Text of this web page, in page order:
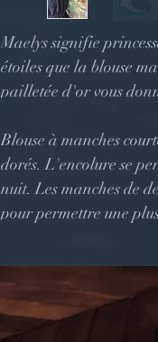
Maelys signifie
étoiles que la blouse
pailletée d'or vous
Blouse à manches
dorés. L'encolure se
nuit. Les manches de
pour permettre une